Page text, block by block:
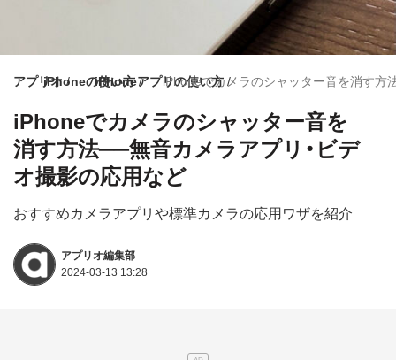
アプリオiPhoneの使い方iPhoneアプリの使い方iPhoneでカメラのシャッター音を消す方
iPhoneでカメラのシャッター音を
消す方法──無音カメラアプリ・ビデ
オ撮影の応用など
おすすめカメラアプリや標準カメラの応用ワザを紹介
アプリオ編集部
2024-03-13 13:28